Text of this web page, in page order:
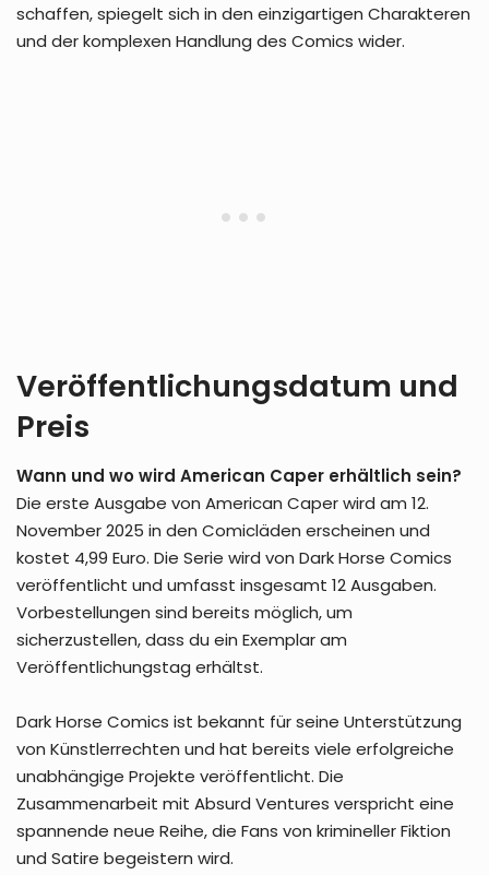
schaffen, spiegelt sich in den einzigartigen Charakteren
und der komplexen Handlung des Comics wider.
Veröffentlichungsdatum und
Preis
Wann und wo wird American Caper erhältlich sein?
Die erste Ausgabe von American Caper wird am 12.
November 2025 in den Comicläden erscheinen und
kostet 4,99 Euro. Die Serie wird von Dark Horse Comics
veröffentlicht und umfasst insgesamt 12 Ausgaben.
Vorbestellungen sind bereits möglich, um
sicherzustellen, dass du ein Exemplar am
Veröffentlichungstag erhältst.
Dark Horse Comics ist bekannt für seine Unterstützung
von Künstlerrechten und hat bereits viele erfolgreiche
unabhängige Projekte veröffentlicht. Die
Zusammenarbeit mit Absurd Ventures verspricht eine
spannende neue Reihe, die Fans von krimineller Fiktion
und Satire begeistern wird.